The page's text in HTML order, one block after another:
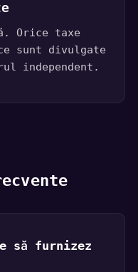
Orice taxe
sunt divulgate
independent.
să furnizez